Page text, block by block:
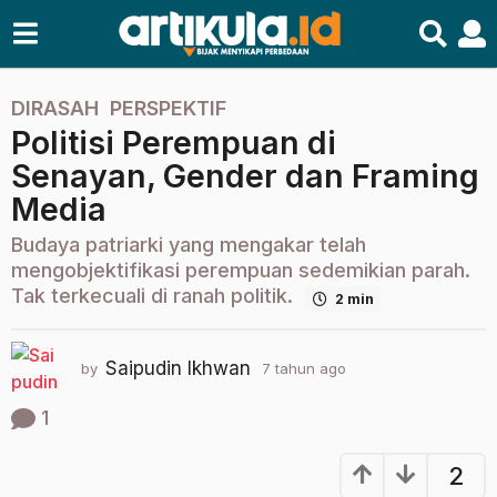
7
t
a
h
u
n
a
g
2
t
h
DIRASAH ,PERSPEKTIF
Politisi Perempuan di
Senayan, Gender dan Framing
Media
Budaya patriarki yang mengakar telah
mengobjektifikasi perempuan sedemikian parah.
Tak terkecuali di ranah politik.
2 min
by Saipudin Ikhwan 7 tahun ago
n
1
2